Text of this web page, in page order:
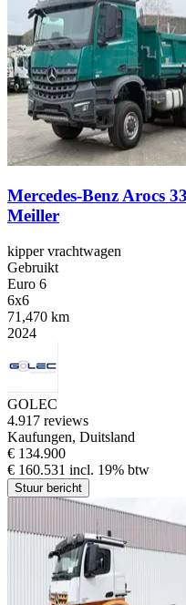
Mercedes-Benz Arocs
Meiller
kipper vrachtwagen
Gebruikt
Euro 6
6x6
71,470 km
2024
GOLEC
4.917 reviews
Kaufungen, Duitsland
€ 134.900
€ 160.531 incl. 19% btw
Stuur bericht